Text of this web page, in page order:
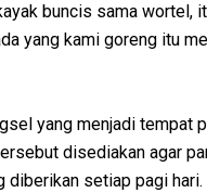
buncis sama wortel,
yang kami goreng itu
yang menjadi tempat
disediakan agar
diberikan setiap pagi hari.